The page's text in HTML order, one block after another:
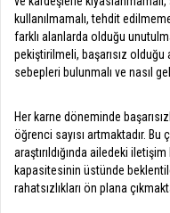
kullanılmamalı, tehdit
farklı alanlarda olduğu
pekiştirilmeli, başarısız olduğu
sebepleri bulunmalı ve nasıl
Her karne döneminde
öğrenci sayısı artmaktadır. Bu
araştırıldığında ailedeki
kapasitesinin üstünde
rahatsızlıkları ön plana